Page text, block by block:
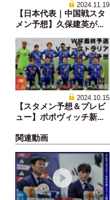
2024.11.19
【日本代表｜中国戦スタ
メン予想】久保建英が...
2024.10.15
【スタメン予想＆プレビ
ュー】ポポヴィッチ新...
関連動画